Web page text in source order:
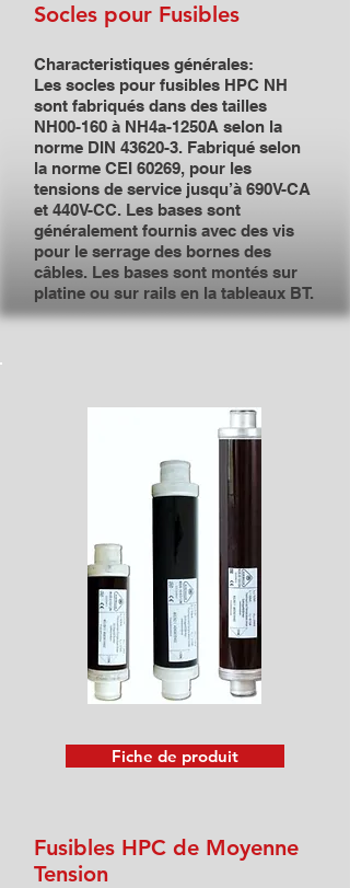
Socles pour Fusibles
Characteristiques générales:
Les socles pour fusibles HPC NH
sont fabriqués dans des tailles
NH00-160 à NH4a-1250A selon la
norme DIN 43620-3. Fabriqué selon
la norme CEI 60269, pour les
tensions de service jusqu’à 690V-CA
et 440V-CC. Les bases sont
généralement fournis avec des vis
pour le serrage des bornes des
câbles. Les bases sont montés sur
platine ou sur rails en la tableaux BT.
Fiche de produit
Fusibles HPC de Moyenne
Tension